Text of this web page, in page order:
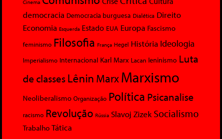
Cinema
democracia Democracia burguesa Dialética Direito
Economia Esquerda Estado EUA Europa Fascismo
feminismo Filosofia França Hegel História Ideologia
Imperialismo Internacional Karl Marx Lacan leninismo Luta
de classesLênin MarxMarxismo
Neoliberalismo Organização Política Psicanalise
racismo Revolução Rússia Slavoj Zizek Socialismo
Trabalho Tática